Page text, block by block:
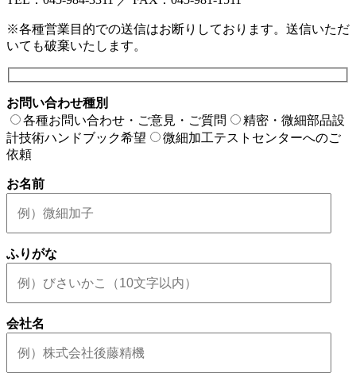
※各種営業目的での送信はお断りしております。送信いただ
いても破棄いたします。
お問い合わせ種別
各種お問い合わせ・ご意見・ご質問
精密・微細部品設
計技術ハンドブック希望
微細加工テストセンターへのご
依頼
お名前
ふりがな
会社名